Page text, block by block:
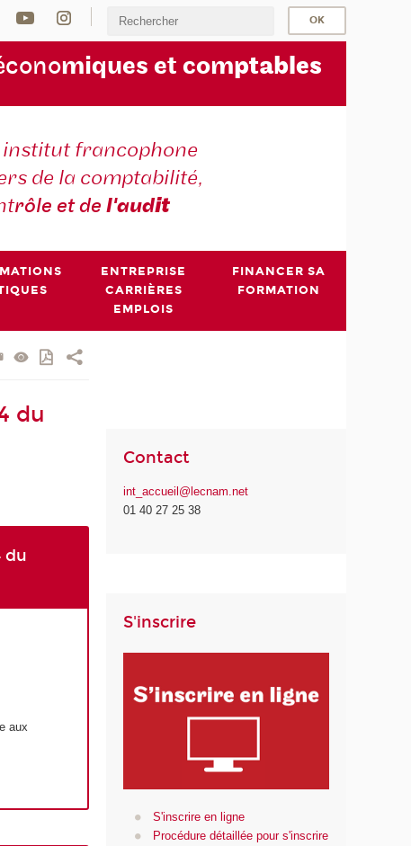
miques et comptables
francophone
de la comptabilité,
rôle et del'audit
ENTREPRISE
CARRIÈRES
EMPLOIS
FINANCER SA
FORMATION
du
du
aux
Contact
int_accueil@lecnam.net
01 40 27 25 38
S'inscrire
S'inscrire en ligne
Procédure détaillée pour s'inscrire